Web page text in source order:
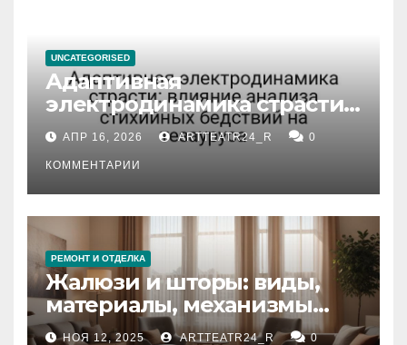
UNCATEGORISED
Адаптивная
электродинамика страсти:
влияние анализа
стихийных бедствий на
тезауруса
АПР 16, 2026 ARTTEATR24_R 0
КОММЕНТАРИИ
РЕМОНТ И ОТДЕЛКА
Жалюзи и шторы: виды,
материалы, механизмы
управления и уход
НОЯ 12, 2025 ARTTEATR24_R 0